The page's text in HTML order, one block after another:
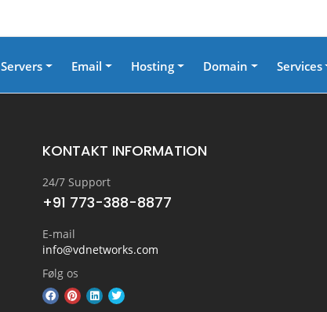
Servers Email Hosting Domain Services
KONTAKT INFORMATION
24/7 Support
+91 773-388-8877
E-mail
info@vdnetworks.com
Følg os